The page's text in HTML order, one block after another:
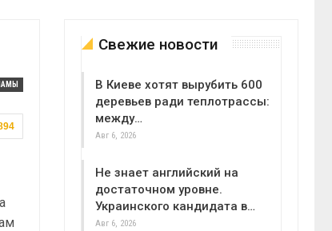
Свежие новости
В Киеве хотят вырубить 600
деревьев ради теплотрассы:
между…
Авг 6, 2026
Не знает английский на
достаточном уровне.
Украинского кандидата в…
Авг 6, 2026